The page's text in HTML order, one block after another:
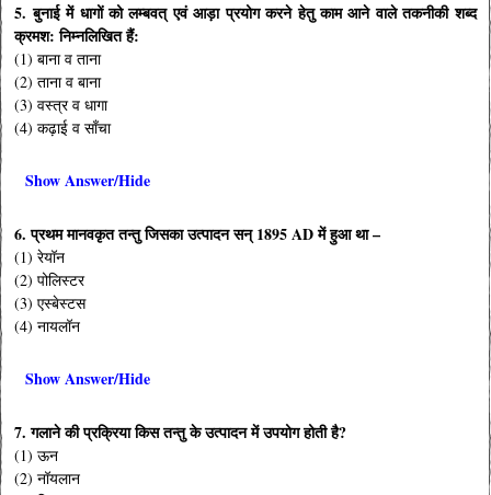
5. बुनाई में धागों को लम्बवत् एवं आड़ा प्रयोग करने हेतु काम आने वाले तकनीकी शब्द
क्रमश: निम्नलिखित हैं:
(1) बाना व ताना
(2) ताना व बाना
(3) वस्त्र व धागा
(4) कढ़ाई व साँचा
Show Answer/Hide
6. प्रथम मानवकृत तन्तु जिसका उत्पादन सन् 1895 AD में हुआ था –
(1) रेयॉन
(2) पोलिस्टर
(3) एस्बेस्टस
(4) नायलॉन
Show Answer/Hide
7. गलाने की प्रक्रिया किस तन्तु के उत्पादन में उपयोग होती है?
(1) ऊन
(2) नॉयलान